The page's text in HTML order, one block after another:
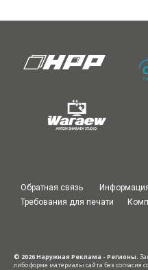
Обратная связь
Требования для печати
© 2026 Наружная Реклама - Регионы.
либо форме материалы сайта без согласия